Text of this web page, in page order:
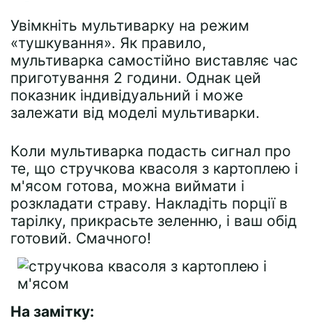
Увімкніть мультиварку на режим
«тушкування». Як правило,
мультиварка самостійно виставляє час
приготування 2 години. Однак цей
показник індивідуальний і може
залежати від моделі мультиварки.
Коли мультиварка подасть сигнал про
те, що стручкова квасоля з картоплею і
м'ясом готова, можна виймати і
розкладати страву. Накладіть порції в
тарілку, прикрасьте зеленню, і ваш обід
готовий. Смачного!
На замітку: